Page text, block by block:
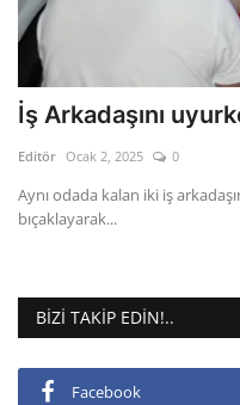
İş Arkadaşını
Editör Ocak 2, 2025 0
Aynı odada kalan iki iş
bıçaklayarak...
BIZI TAKIP EDIN!..
Facebook